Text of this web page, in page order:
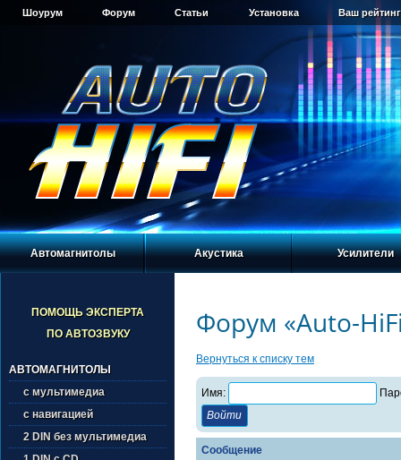
Шоурум Форум Статьи Установка Ваш
Автомагнитолы Акустика Усилители
ПОМОЩЬ ЭКСПЕРТА
ПО АВТОЗВУКУ
АВТОМАГНИТОЛЫ
с мультимедиа
с навигацией
2 DIN без мультимедиа
Форум «Auto-
Вернуться к списку тем
Имя:
Сообщение